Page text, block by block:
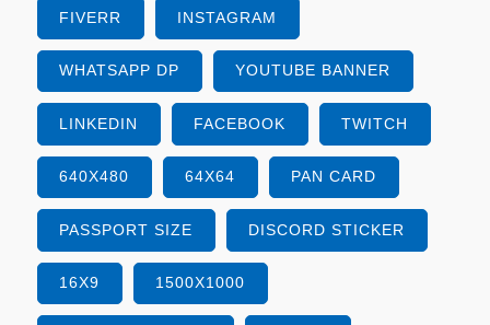
FIVERR INSTAGRAM
WHATSAPP DP YOUTUBE BANNER
LINKEDIN FACEBOOK TWITCH
640X480 64X64 PAN CARD
PASSPORT SIZE DISCORD STICKER
16X9 1500X1000